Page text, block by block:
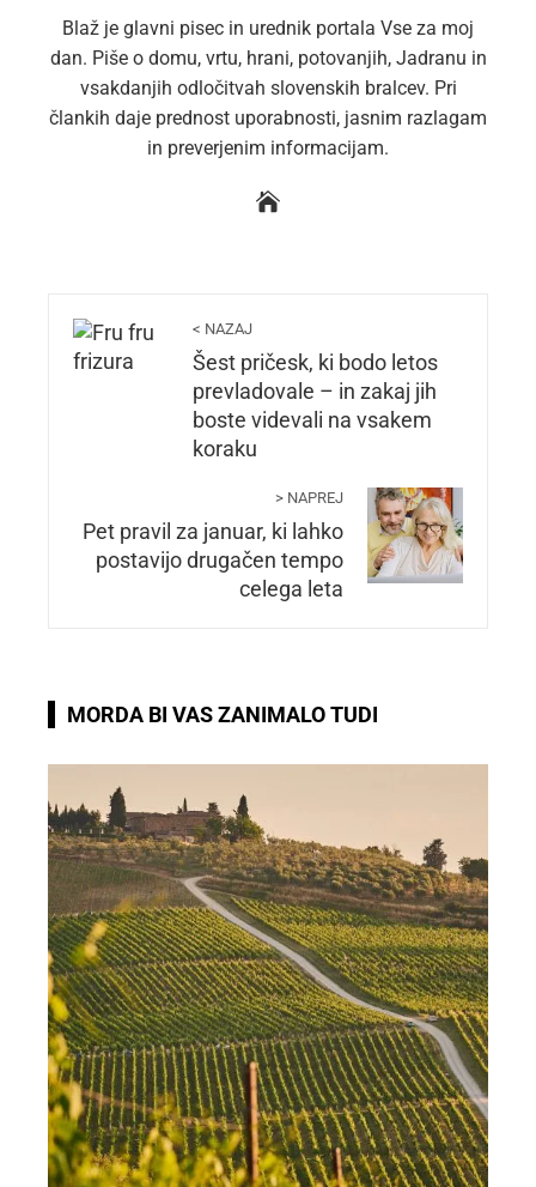
Blaž je glavni pisec in urednik portala Vse za moj
dan. Piše o domu, vrtu, hrani, potovanjih, Jadranu in
vsakdanjih odločitvah slovenskih bralcev. Pri
člankih daje prednost uporabnosti, jasnim razlagam
in preverjenim informacijam.
< NAZAJ
Šest pričesk, ki bodo letos
prevladovale – in zakaj jih
boste videvali na vsakem
koraku
> NAPREJ
Pet pravil za januar, ki lahko
postavijo drugačen tempo
celega leta
MORDA BI VAS ZANIMALO TUDI